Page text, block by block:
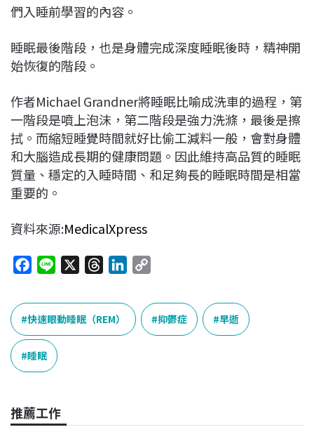
們入睡前學習的內容。
睡眠最後階段，也是身體完成深度睡眠後時，精神開
始恢復的階段。
作者Michael Grandner將睡眠比喻成洗車的過程，第
一階段是噴上泡沫，第二階段是強力洗滌，最後是擦
拭。而縮短睡覺時間就好比偷工減料一般，會對身體
和大腦造成長期的健康問題。因此維持高品質的睡眠
質量、穩定的入睡時間、和足夠長的睡眠時間是相當
重要的。
資料來源:MedicalXpress
c
e
b
o
o
n
e
r
e
a
n
e
p
y
L
快速眼動睡眠（REM） 抑鬱症 早逝
睡眠
推薦工作